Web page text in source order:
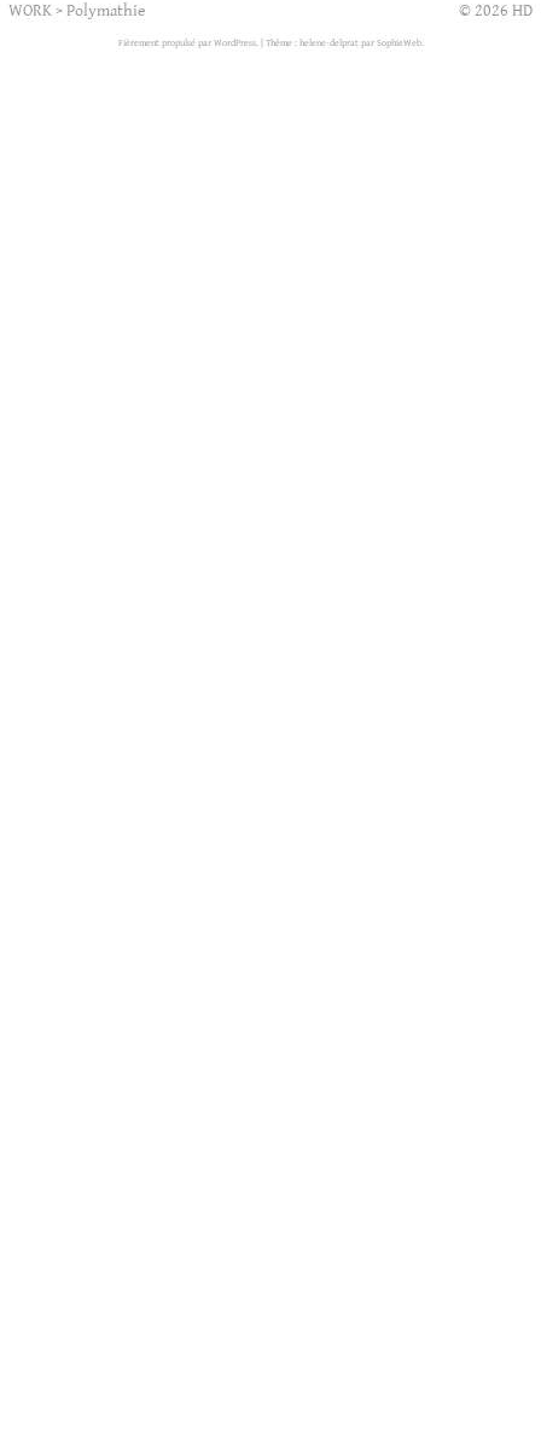
WORK>Polymathie © 2026 HD
Fièrement propulsé par WordPress. Thème : helene-delprat par SophieWeb.